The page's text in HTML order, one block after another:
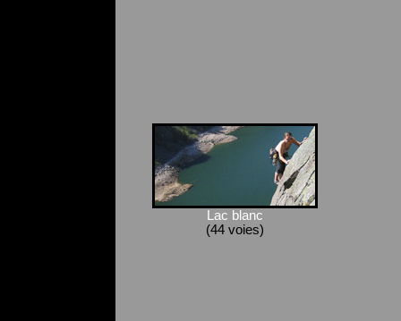
Lac blanc
(44 voies)